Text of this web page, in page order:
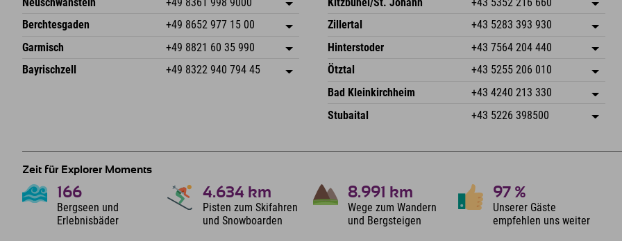
Deutschland
Buchen
An der Riese 45
87484 Nesselwang im Allgäu
Deutschland
Adresse speichern
Buchen
Berchtesgaden +49 8652 977 15 00
Hofreitstr. 7
Deutschland
Adresse speichern
Buchen
Garmisch +49 8821 60 35 990
Frickenstraße 22
82490 Farchant
Adresse speichern
Bayrischzell +49 8322 940 794 45
6793 Gaschurn/Montafon
Österreich
Buchen
Speckbacherstraße 87
Österreich
Adresse speichern
Buchen
Zillertal +43 5283 393 930
Schmiedau 2
Österreich
Adresse speichern
Buchen
Hinterstoder +43 7564 204 440
Freizeitpark 10
Österreich
Adresse speichern
Buchen
Ötztal +43 5255 206 010
Gscheat 14
Österreich
Adresse speichern
Buchen
Bad Kleinkirchheim +43 4240 213 330
Dorfstraße 24
Adresse speichern
Mail senden
Stubaital +43 5226 398500
Zeit für Explorer Moments
166
Bergseen und
Erlebnisbäder
4.634 km
Pisten zum Skifahren
und Snowboarden
8.991 km
Wege zum Wandern
und Bergsteigen
97 %
Unserer Gäste
empfehlen uns weiter